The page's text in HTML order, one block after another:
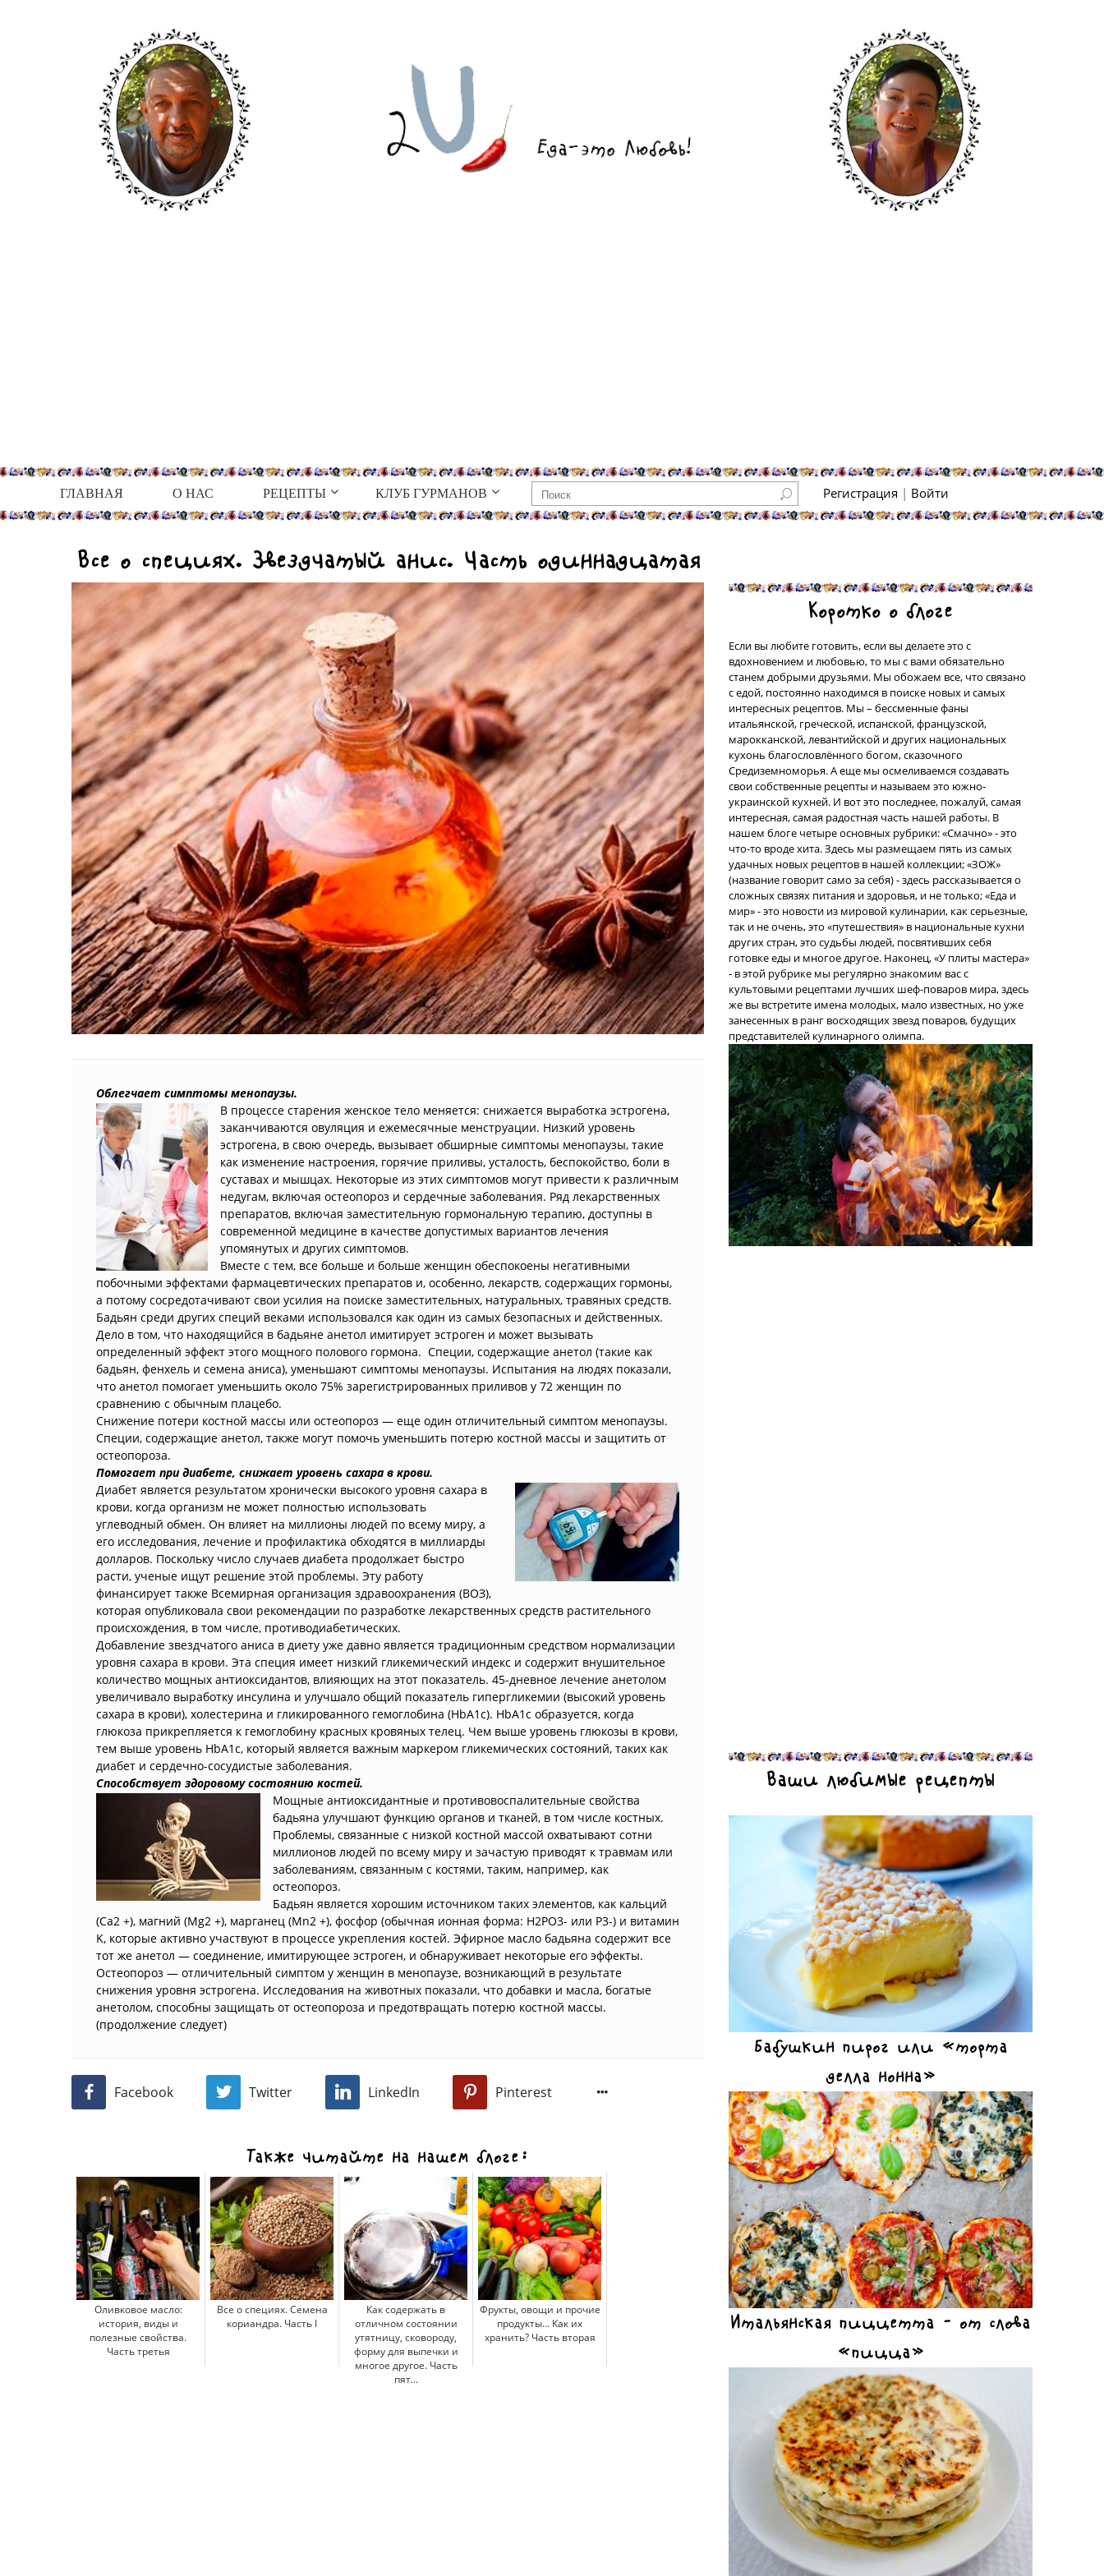
Регистрация | Войти
ГЛАВНАЯ О НАС РЕЦЕПТЫ КЛУБ ГУРМАНОВ
Все о специях. Звездчатый анис. Часть одиннадцатая
Облегчает симптомы менопаузы.
В процессе старения женское тело меняется: снижается выработка эстрогена,
заканчиваются овуляция и ежемесячные менструации. Низкий уровень
эстрогена, в свою очередь, вызывает обширные симптомы менопаузы, такие
как изменение настроения, горячие приливы, усталость, беспокойство, боли в
суставах и мышцах. Некоторые из этих симптомов могут привести к различным
недугам, включая остеопороз и сердечные заболевания. Ряд лекарственных
препаратов, включая заместительную гормональную терапию, доступны в
современной медицине в качестве допустимых вариантов лечения
упомянутых и других симптомов.
Вместе с тем, все больше и больше женщин обеспокоены негативными
побочными эффектами фармацевтических препаратов и, особенно, лекарств, содержащих гормоны,
а потому сосредотачивают свои усилия на поиске заместительных, натуральных, травяных средств.
Бадьян среди других специй веками использовался как один из самых безопасных и действенных.
Дело в том, что находящийся в бадьяне анетол имитирует эстроген и может вызывать
определенный эффект этого мощного полового гормона. Специи, содержащие анетол (такие как
бадьян, фенхель и семена аниса), уменьшают симптомы менопаузы. Испытания на людях показали,
что анетол помогает уменьшить около 75% зарегистрированных приливов у 72 женщин по
сравнению с обычным плацебо.
Снижение потери костной массы или остеопороз — еще один отличительный симптом менопаузы.
Специи, содержащие анетол, также могут помочь уменьшить потерю костной массы и защитить от
остеопороза.
Помогает при диабете, снижает уровень сахара в крови.
Диабет является результатом хронически высокого уровня сахара в
крови, когда организм не может полностью использовать
углеводный обмен. Он влияет на миллионы людей по всему миру, а
его исследования, лечение и профилактика обходятся в миллиарды
долларов. Поскольку число случаев диабета продолжает быстро
расти, ученые ищут решение этой проблемы. Эту работу
финансирует также Всемирная организация здравоохранения (ВОЗ),
которая опубликовала свои рекомендации по разработке лекарственных средств растительного
происхождения, в том числе, противодиабетических.
Добавление звездчатого аниса в диету уже давно является традиционным средством нормализации
уровня сахара в крови. Эта специя имеет низкий гликемический индекс и содержит внушительное
количество мощных антиоксидантов, влияющих на этот показатель. 45-дневное лечение анетолом
увеличивало выработку инсулина и улучшало общий показатель гипергликемии (высокий уровень
сахара в крови), холестерина и гликированного гемоглобина (HbA1c). HbA1c образуется, когда
глюкоза прикрепляется к гемоглобину красных кровяных телец. Чем выше уровень глюкозы в крови,
тем выше уровень HbA1c, который является важным маркером гликемических состояний, таких как
диабет и сердечно-сосудистые заболевания.
Способствует здоровому состоянию костей.
Мощные антиоксидантные и противовоспалительные свойства
бадьяна улучшают функцию органов и тканей, в том числе костных.
Проблемы, связанные с низкой костной массой охватывают сотни
миллионов людей по всему миру и зачастую приводят к травмам или
заболеваниям, связанным с костями, таким, например, как
остеопороз.
Бадьян является хорошим источником таких элементов, как кальций
(Ca2 +), магний (Mg2 +), марганец (Mn2 +), фосфор (обычная ионная форма: H2PO3- или P3-) и витамин
K, которые активно участвуют в процессе укрепления костей. Эфирное масло бадьяна содержит все
тот же анетол — соединение, имитирующее эстроген, и обнаруживает некоторые его эффекты.
Остеопороз — отличительный симптом у женщин в менопаузе, возникающий в результате
снижения уровня эстрогена. Исследования на животных показали, что добавки и масла, богатые
анетолом, способны защищать от остеопороза и предотвращать потерю костной массы.
(продолжение следует)
Facebook Twitter LinkedIn Pinterest
Также читайте на нашем блоге:
Оливковое масло:
история, виды и
полезные свойства.
Часть третья
Все о специях. Семена
кориандра. Часть I
Как содержать в
отличном состоянии
утятницу, сковороду,
форму для выпечки и
многое другое. Часть
пят...
Фрукты, овощи и прочие
продукты... Как их
хранить? Часть вторая
Коротко о блоге
Если вы любите готовить, если вы делаете это с
вдохновением и любовью, то мы с вами обязательно
станем добрыми друзьями. Мы обожаем все, что связано
с едой, постоянно находимся в поиске новых и самых
интересных рецептов. Мы – бессменные фаны
итальянской, греческой, испанской, французской,
марокканской, левантийской и других национальных
кухонь благословлённого богом, сказочного
Средиземноморья. А еще мы осмеливаемся создавать
свои собственные рецепты и называем это южно-
украинской кухней. И вот это последнее, пожалуй, самая
интересная, самая радостная часть нашей работы. В
нашем блоге четыре основных рубрики: «Смачно» - это
что-то вроде хита. Здесь мы размещаем пять из самых
удачных новых рецептов в нашей коллекции; «ЗОЖ»
(название говорит само за себя) - здесь рассказывается о
сложных связях питания и здоровья, и не только; «Еда и
мир» - это новости из мировой кулинарии, как серьезные,
так и не очень, это «путешествия» в национальные кухни
других стран, это судьбы людей, посвятивших себя
готовке еды и многое другое. Наконец, «У плиты мастера»
- в этой рубрике мы регулярно знакомим вас с
культовыми рецептами лучших шеф-поваров мира, здесь
же вы встретите имена молодых, мало известных, но уже
занесенных в ранг восходящих звезд поваров, будущих
представителей кулинарного олимпа.
Ваши любимые рецепты
Бабушкин пирог или «торта
делла нонна»
Итальянская пиццетта – от слова
«пицца»